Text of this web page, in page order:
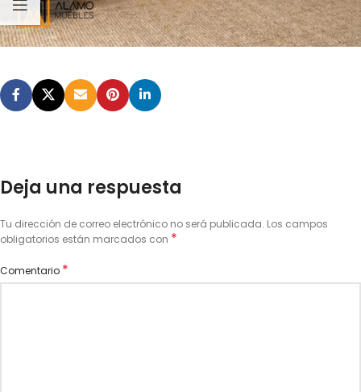
Deja una respuesta
Tu dirección de correo electrónico no será publicada. Los campos
obligatorios están marcados con *
Comentario *